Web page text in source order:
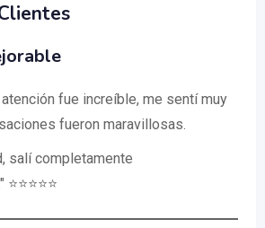
atención fue increíble, me sentí muy
fueron maravillosas.
salí completamente